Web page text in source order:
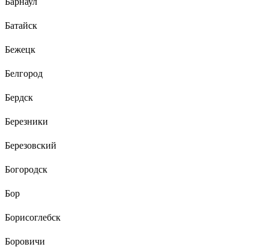
Батайск
Бежецк
Белгород
Бердск
Березники
Березовский
Богородск
Бор
Борисоглебск
Боровичи